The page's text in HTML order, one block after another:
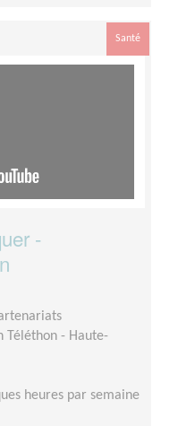
Santé
-
Téléthon - Haute-
heures par semaine